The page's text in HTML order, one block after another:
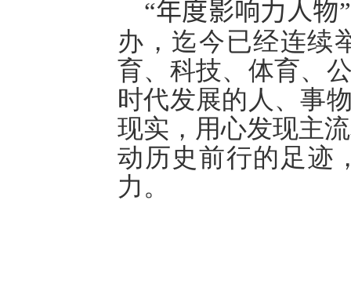
“年度影响力人物
办，迄今已经连续
育、科技、体育、
时代发展的人、事
现实，用心发现主
动历史前行的足迹
力。